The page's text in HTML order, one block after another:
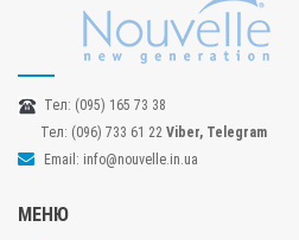
Тел: (095) 165 73 38
Тел: (096) 733 61 22 Viber, Telegram
Email: info@nouvelle.in.ua
МЕНЮ